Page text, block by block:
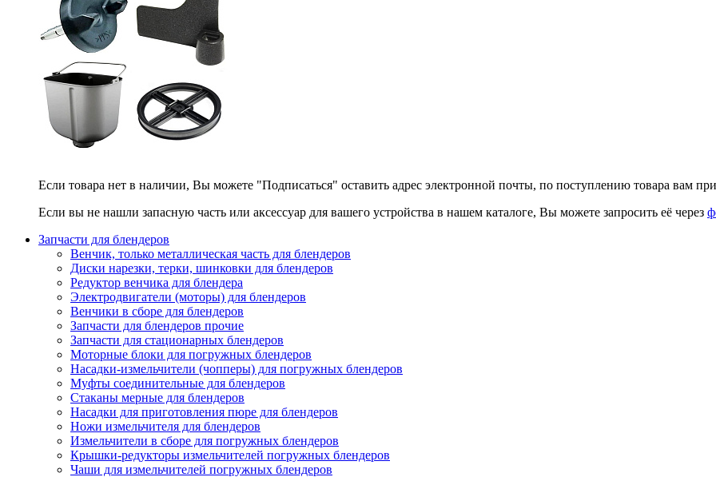
Если товара нет в наличии, Вы можете "Подписаться" оставить адрес электронной почты, по поступлению товара вам
Если вы не нашли запасную часть или аксессуар для вашего устройства в нашем каталоге, Вы можете запросить её через
Запчасти для блендеров
Венчик, только металлическая часть для блендеров
Диски нарезки, терки, шинковки для блендеров
Редуктор венчика для блендера
Электродвигатели (моторы) для блендеров
Венчики в сборе для блендеров
Запчасти для блендеров прочие
Запчасти для стационарных блендеров
Моторные блоки для погружных блендеров
Насадки-измельчители (чопперы) для погружных блендеров
Муфты соединительные для блендеров
Стаканы мерные для блендеров
Насадки для приготовления пюре для блендеров
Ножи измельчителя для блендеров
Измельчители в сборе для погружных блендеров
Крышки-редукторы измельчителей погружных блендеров
Чаши для измельчителей погружных блендеров